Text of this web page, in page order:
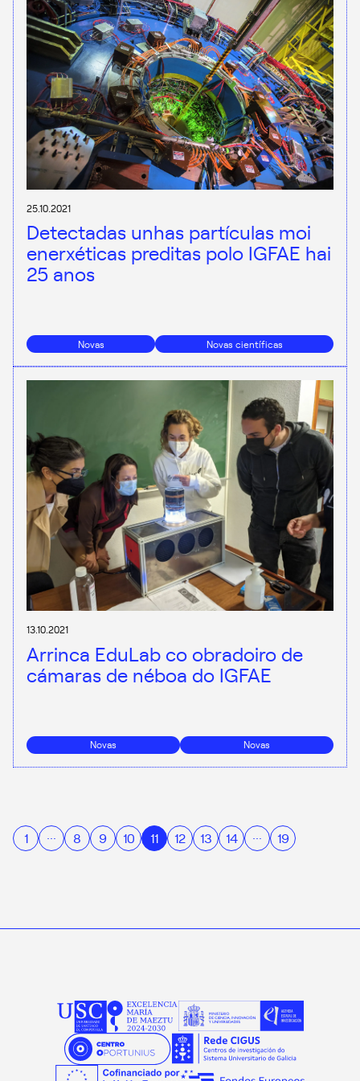
25.10.2021
Detectadas unhas partículas moi
enerxéticas preditas polo IGFAE hai
25 anos
Novas Novas científicas
13.10.2021
Arrinca EduLab co obradoiro de
cámaras de néboa do IGFAE
Novas Novas
1 … 8 9 10 11 12 13 14 … 19